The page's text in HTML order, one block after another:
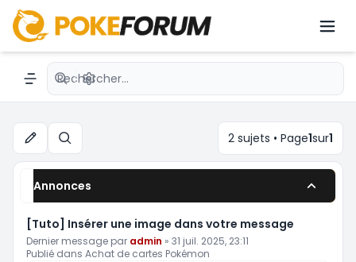
Échange de cartes Pokémon Pocket
Navigation menu
Recherche avancée
Rechercher 2 sujets • Page1sur1
Annonces
[Tuto] Insérer une image dans votre message
Dernier message par admin » 31 juil. 2025, 23:11
Publié dans Achat de cartes Pokémon